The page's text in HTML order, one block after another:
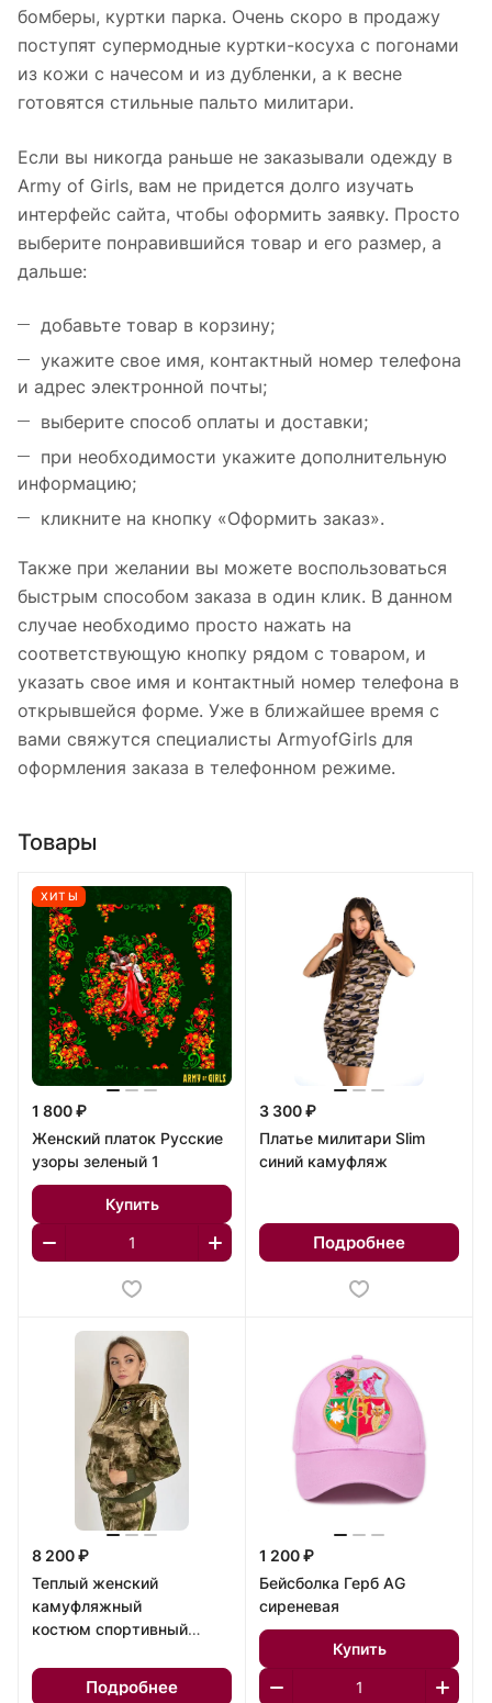
бомберы, куртки парка. Очень скоро в продажу
поступят супермодные куртки-косуха с погонами
из кожи с начесом и из дубленки, а к весне
готовятся стильные пальто милитари.
Если вы никогда раньше не заказывали одежду в
Army of Girls, вам не придется долго изучать
интерфейс сайта, чтобы оформить заявку. Просто
выберите понравившийся товар и его размер, а
дальше:
добавьте товар в корзину;
укажите свое имя, контактный номер телефона
и адрес электронной почты;
выберите способ оплаты и доставки;
при необходимости укажите дополнительную
информацию;
кликните на кнопку «Оформить заказ».
Также при желании вы можете воспользоваться
быстрым способом заказа в один клик. В данном
случае необходимо просто нажать на
соответствующую кнопку рядом с товаром, и
указать свое имя и контактный номер телефона в
открывшейся форме. Уже в ближайшее время с
вами свяжутся специалисты ArmyofGirls для
оформления заказа в телефонном режиме.
Товары
ХИТЫ
1 800 ₽
Женский платок Русские
узоры зеленый 1
Купить
3 300 ₽
Платье милитари Slim
синий камуфляж
Подробнее
8 200 ₽
Теплый женский
камуфляжный
костюм спортивный
Подробнее
1 200 ₽
Бейсболка Герб AG
сиреневая
Купить